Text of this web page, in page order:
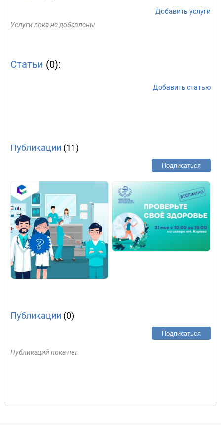
Добавить услуги
Услуги пока не добавлены
Статьи (0):
Добавить статью
Публикации (11)
Подписаться
Публикации (0)
Подписаться
Публикаций пока нет